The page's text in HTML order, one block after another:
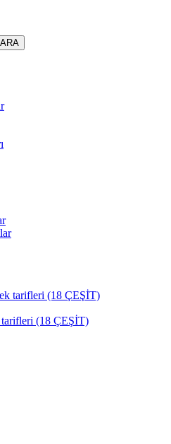
(18 ÇEŞİT)